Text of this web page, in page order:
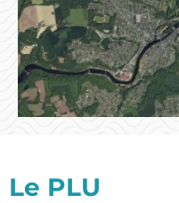
Le PLU